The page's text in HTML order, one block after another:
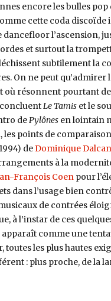
encore les bulles
cette coda
dancefloor l’ascension,
et surtout la
subtilement la
On ne peut qu’admirer
où résonnent pourtant
Le Tamiset le
dePylônesen lointain
les points de
deDominique Dalcan
à la
François Coenpour
dans l’usage bien
de contrées
à l’instar de ces
apparaît comme une
les plus hautes
: plus proche, de la